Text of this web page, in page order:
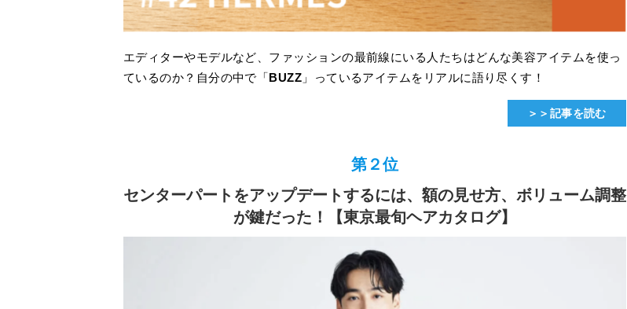
エディターやモデルなど、ファッションの最前線にいる人たちはどんな美容アイテムを使っ
ているのか？自分の中で「BUZZ 」っているアイテムをリアルに語り尽くす！
＞＞記事を読む
第２位
センターパートをアップデートするには、額の見せ方、ボリューム調整
が鍵だった！【東京最旬ヘアカタログ】